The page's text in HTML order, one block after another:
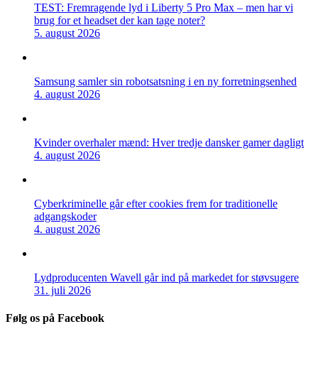
TEST: Fremragende lyd i Liberty 5 Pro Max – men har vi
brug for et headset der kan tage noter?
5. august 2026
Samsung samler sin robotsatsning i en ny forretningsenhed
4. august 2026
Kvinder overhaler mænd: Hver tredje dansker gamer dagligt
4. august 2026
Cyberkriminelle går efter cookies frem for traditionelle
adgangskoder
4. august 2026
Lydproducenten Wavell går ind på markedet for støvsugere
31. juli 2026
Følg os på Facebook